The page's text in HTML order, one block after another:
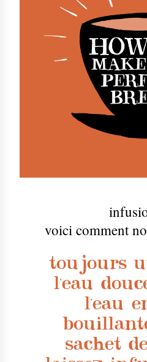
voici comment
toujours
l'eau
l'eau
sachet